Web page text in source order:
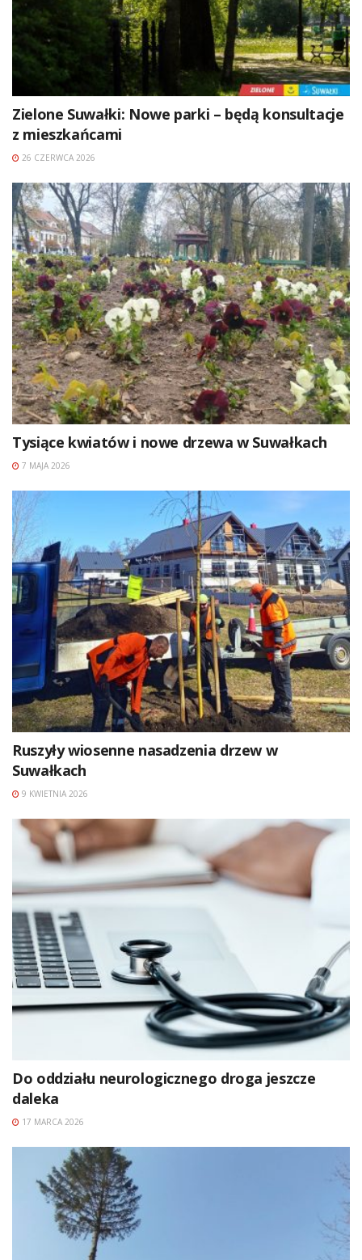
Zielone Suwałki: Nowe parki – będą konsultacje
z mieszkańcami
26 CZERWCA 2026
Tysiące kwiatów i nowe drzewa w Suwałkach
7 MAJA 2026
Ruszyły wiosenne nasadzenia drzew w
Suwałkach
9 KWIETNIA 2026
Do oddziału neurologicznego droga jeszcze
daleka
17 MARCA 2026